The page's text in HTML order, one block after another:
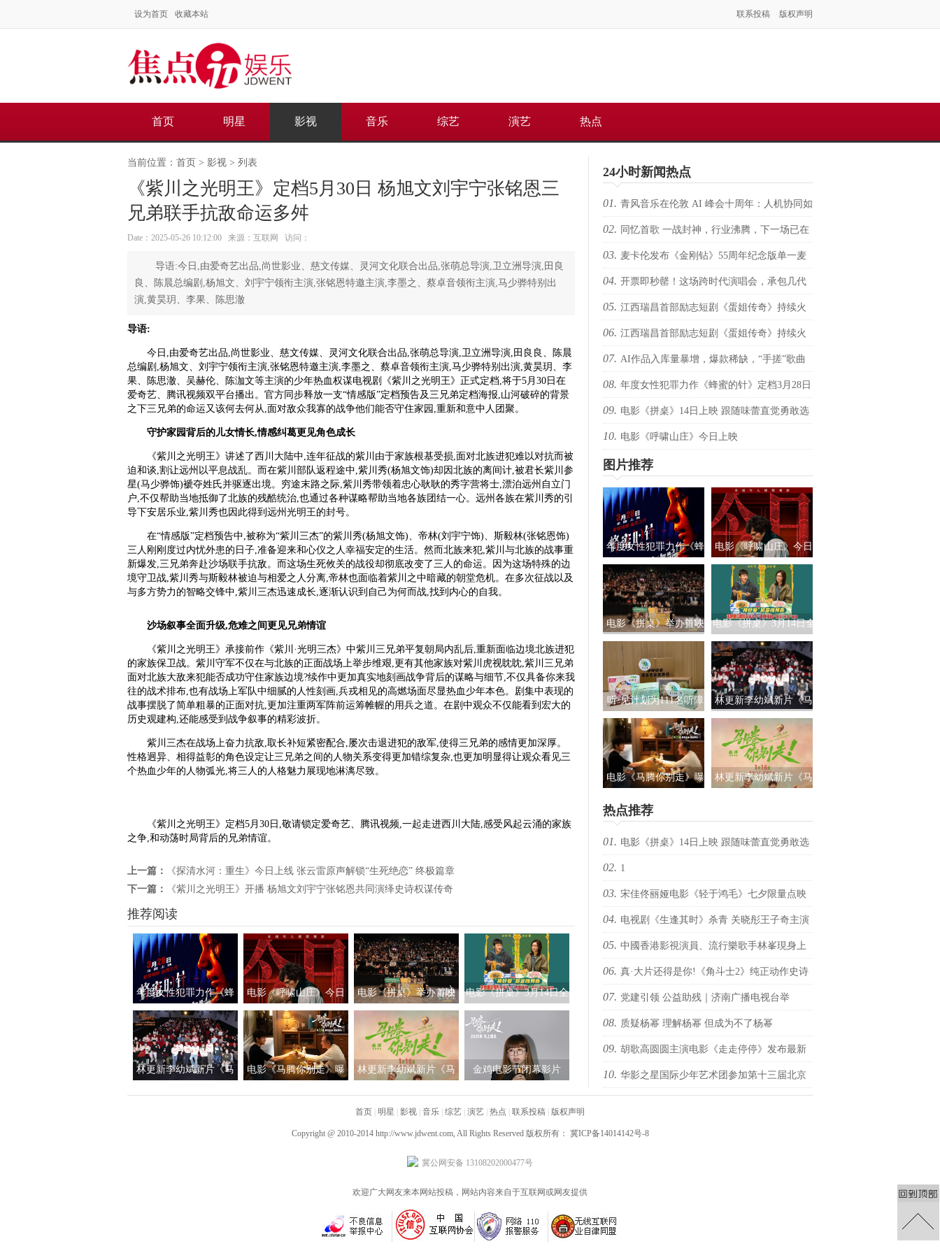
设为首页 收藏本站 联系投稿 版权声明
首页 明星 影视 音乐 综艺 演艺 热点
当前位置： 首页 > 影视 > 列表
《紫川之光明王》定档5月30日 杨旭文刘宇宁张铭恩三
兄弟联手抗敌命运多舛
Date：2025-05-26 10:12:00 来源：互联网 访问：
导语:今日,由爱奇艺出品,尚世影业、慈文传媒、灵河文化联合出品,张萌总导演,卫立洲导演,田良
良、陈晨总编剧,杨旭文、刘宇宁领衔主演,张铭恩特邀主演,李墨之、蔡卓音领衔主演,马少骅特别出
演,黄昊玥、李果、陈思澈
导语:
今日,由爱奇艺出品,尚世影业、慈文传媒、灵河文化联合出品,张萌总导演,卫立洲导演,田良良、陈晨
总编剧,杨旭文、刘宇宁领衔主演,张铭恩特邀主演,李墨之、蔡卓音领衔主演,马少骅特别出演,黄昊玥、李
果、陈思澈、吴赫伦、陈泇文等主演的少年热血权谋电视剧《紫川之光明王》正式定档,将于5月30日在
爱奇艺、腾讯视频双平台播出。官方同步释放一支“情感版”定档预告及三兄弟定档海报,山河破碎的背景
之下三兄弟的命运又该何去何从,面对敌众我寡的战争他们能否守住家园,重新和意中人团聚。
守护家园背后的儿女情长,情感纠葛更见角色成长
《紫川之光明王》讲述了西川大陆中,连年征战的紫川由于家族根基受损,面对北族进犯难以对抗而被
迫和谈,割让远州以平息战乱。而在紫川部队返程途中,紫川秀(杨旭文饰)却因北族的离间计,被君长紫川参
星(马少骅饰)褫夺姓氏并驱逐出境。穷途末路之际,紫川秀带领着忠心耿耿的秀字营将士,漂泊远州自立门
户,不仅帮助当地抵御了北族的残酷统治,也通过各种谋略帮助当地各族团结一心。远州各族在紫川秀的引
导下安居乐业,紫川秀也因此得到远州光明王的封号。
在“情感版”定档预告中,被称为“紫川三杰”的紫川秀(杨旭文饰)、帝林(刘宇宁饰)、斯毅林(张铭恩饰)
三人刚刚度过内忧外患的日子,准备迎来和心仪之人幸福安定的生活。然而北族来犯,紫川与北族的战事重
新爆发,三兄弟奔赴沙场联手抗敌。而这场生死攸关的战役却彻底改变了三人的命运。因为这场特殊的边
境守卫战,紫川秀与斯毅林被迫与相爱之人分离,帝林也面临着紫川之中暗藏的朝堂危机。在多次征战以及
与多方势力的智略交锋中,紫川三杰迅速成长,逐渐认识到自己为何而战,找到内心的自我。
沙场叙事全面升级,危难之间更见兄弟情谊
《紫川之光明王》承接前作《紫川·光明三杰》中紫川三兄弟平复朝局内乱后,重新面临边境北族进犯
的家族保卫战。紫川守军不仅在与北族的正面战场上举步维艰,更有其他家族对紫川虎视眈眈,紫川三兄弟
面对北族大敌来犯能否成功守住家族边境?续作中更加真实地刻画战争背后的谋略与细节,不仅具备你来我
往的战术排布,也有战场上军队中细腻的人性刻画,兵戎相见的高燃场面尽显热血少年本色。剧集中表现的
战事摆脱了简单粗暴的正面对抗,更加注重两军阵前运筹帷幄的用兵之道。在剧中观众不仅能看到宏大的
历史观建构,还能感受到战争叙事的精彩波折。
紫川三杰在战场上奋力抗敌,取长补短紧密配合,屡次击退进犯的敌军,使得三兄弟的感情更加深厚。
性格迥异、相得益彰的角色设定让三兄弟之间的人物关系变得更加错综复杂,也更加明显得让观众看见三
个热血少年的人物弧光,将三人的人格魅力展现地淋漓尽致。
《紫川之光明王》定档5月30日,敬请锁定爱奇艺、腾讯视频,一起走进西川大陆,感受风起云涌的家族
之争,和动荡时局背后的兄弟情谊。
上一篇：
《探清水河：重生》今日上线 张云雷原声解锁“生死绝恋” 终极篇章
下一篇：
《紫川之光明王》开播 杨旭文刘宇宁张铭恩共同演绎史诗权谋传奇
推荐阅读
年度女性犯罪力作《蜂
蜜的针》定档3月28日
绝版影后阵容癫
电影《呼啸山庄》今日
上映
电影《拼桌》举办首映
礼及路演 白色情人节相
约搭子稳稳幸福
电影《拼桌》3月14日全
国上映 饭张力拉满独属
于老吃家的烟火浪漫
林更新李幼斌新片《马
电影《马腾你别走》曝
生“新地图”
林更新李幼斌新片《马
金鸡电影节闭幕影片
映 好评如潮笑泪齐飞
2025见
24小时新闻热点
01. 青风音乐在伦敦 AI 峰会十周年：人机协同如
何重塑虚拟音乐 IP 全球化路径？
02. 同忆首歌 一战封神，行业沸腾，下一场已在
路上
03. 麦卡伦发布《金刚钻》55周年纪念版单一麦
芽苏格兰威士忌 致敬007银幕传奇，续写匠心与
电影的交融
04. 开票即秒罄！这场跨时代演唱会，承包几代
人的回忆
05. 江西瑞昌首部励志短剧《蛋姐传奇》持续火
爆！双平台数据刷新纪录，见证本土力量
06. 江西瑞昌首部励志短剧《蛋姐传奇》持续火
爆！双平台数据刷新纪录，见证本土力量
07. AI作品入库量暴增，爆款稀缺，“手搓”歌曲
还有优势吗？青风音乐 SXSW 圆桌实录
08. 年度女性犯罪力作《蜂蜜的针》定档3月28日
绝版影后阵容癫
09. 电影《拼桌》14日上映 跟随味蕾直觉勇敢选
择心之所向
10. 电影《呼啸山庄》今日上映
图片推荐
年度女性犯罪力作《蜂
蜜的针》定档3月28日
绝版影后阵容癫
电影《呼啸山庄》今日
上映
电影《拼桌》举办首映
礼及路演 白色情人节相
约搭子稳稳幸福
电影《拼桌》3月14日全
国上映 饭张力拉满独属
于老吃家的烟火浪漫
听·见计划为111名听障
儿童送上新年声音礼
包：让每一次表达都有
回响
林更新李幼斌新片《马
腾你别走》首映礼 笑泪
齐飞获全龄段共鸣好评
电影《马腾你别走》曝
新李幼斌组团勇闯人
生“新地图”
林更新李幼斌新片《马
热点推荐
01. 电影《拼桌》14日上映 跟随味蕾直觉勇敢选
择心之所向
02. 1
03. 宋佳佟丽娅电影《轻于鸿毛》七夕限量点映
04. 电视剧《生逢其时》杀青 关晓彤王子奇主演
05. 中國香港影視演員、流行樂歌手林峯現身上
海ifc商場 點亮「繽紛歐普藝術樂園」開幕儀式
06. 真·大片还得是你!《角斗士2》纯正动作史诗
style席卷大银幕
07. 党建引领 公益助残｜济南广播电视台举
办“聚光”公益观影活动
08. 质疑杨幂 理解杨幂 但成为不了杨幂
09. 胡歌高圆圆主演电影《走走停停》发布最新
预告 狂野一家上演劲爆日常
10. 华影之星国际少年艺术团参加第十三届北京
首页 明星 影视 音乐 综艺 演艺 热点 联系投稿 版权声明
Copyright @ 2010-2014 http://www.jdwent.com, All Rights Reserved 版权所有： 冀ICP备14014142号-8
冀公网安备 13108202000477号
欢迎广大网友来本网站投稿，网站内容来自于互联网或网友提供